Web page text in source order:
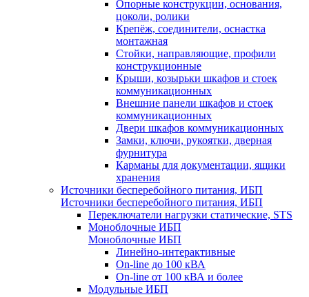
Опорные конструкции, основания,
цоколи, ролики
Крепёж, соединители, оснастка
монтажная
Стойки, направляющие, профили
конструкционные
Крыши, козырьки шкафов и стоек
коммуникационных
Внешние панели шкафов и стоек
коммуникационных
Двери шкафов коммуникационных
Замки, ключи, рукоятки, дверная
фурнитура
Карманы для документации, ящики
хранения
Источники бесперебойного питания, ИБП
Источники бесперебойного питания, ИБП
Переключатели нагрузки статические, STS
Моноблочные ИБП
Моноблочные ИБП
Линейно-интерактивные
On-line до 100 кВА
On-line от 100 кВА и более
Модульные ИБП